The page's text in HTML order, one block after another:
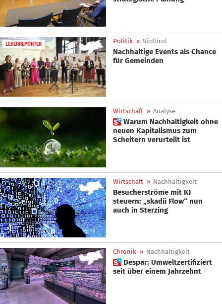
LESERREPORTER Politik » Südtirol
Nachhaltige Events als Chance
für Gemeinden
Wirtschaft » Analyse
 Warum Nachhaltigkeit ohne
neuen Kapitalismus zum
Scheitern verurteilt ist
Wirtschaft » Nachhaltigkeit
Besucherströme mit KI
steuern: „skadii Flow“ nun
auch in Sterzing
Chronik » Nachhaltigkeit
 Despar: Umweltzertifiziert
seit über einem Jahrzehnt